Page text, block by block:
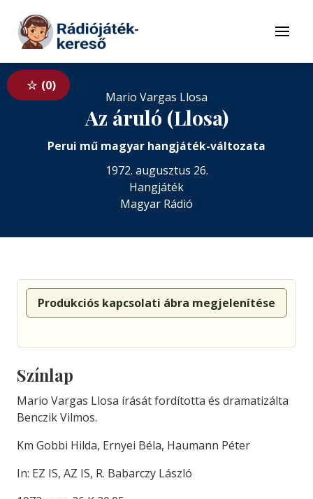
Tovább a tartalomhoz
Menü
0
Mario Vargas Llosa
Az áruló (Llosa)
Perui mű magyar hangjáték-változata
1972. augusztus 26.
Hangjáték
Magyar Rádió
Produkciós kapcsolati ábra megjelenítése
Színlap
Mario Vargas Llosa írását fordította és dramatizálta
Benczik Vilmos.
Km Gobbi Hilda, Ernyei Béla, Haumann Péter
In: EZ IS, AZ IS, R. Babarczy László